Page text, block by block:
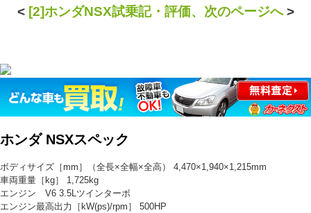
< [2]ホンダNSX試乗記・評価、次のページへ>
ホンダ NSXスペック
ボディサイズ［mm］（全長×全幅×全高） 4,470×1,940×1,215mm
車両重量［kg］ 1,725kg
エンジン V6 3.5Lツインターボ
エンジン最高出力［kW(ps)/rpm］ 500HP